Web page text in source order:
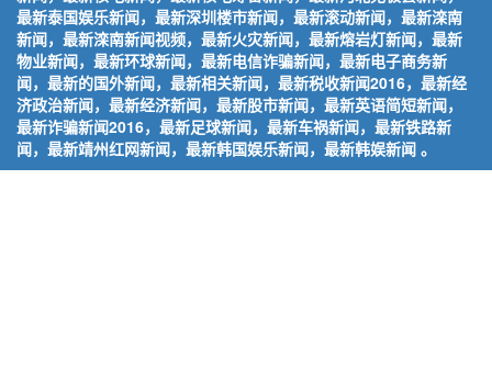
最新泰国娱乐新闻，最新深圳楼市新闻，最新滚动新闻，最新滦南
新闻，最新滦南新闻视频，最新火灾新闻，最新熔岩灯新闻，最新
物业新闻，最新环球新闻，最新电信诈骗新闻，最新电子商务新
闻，最新的国外新闻，最新相关新闻，最新税收新闻2016，最新经
济政治新闻，最新经济新闻，最新股市新闻，最新英语简短新闻，
最新诈骗新闻2016，最新足球新闻，最新车祸新闻，最新铁路新
闻，最新靖州红网新闻，最新韩国娱乐新闻，最新韩娱新闻 。